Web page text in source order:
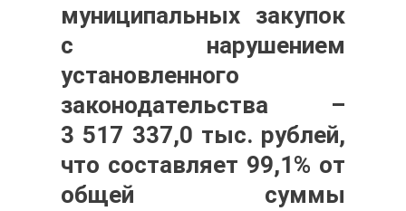
муниципальных закупок
с нарушением
установленного
законодательства –
3 517 337,0 тыс. рублей,
что составляет 99,1% от
общей суммы